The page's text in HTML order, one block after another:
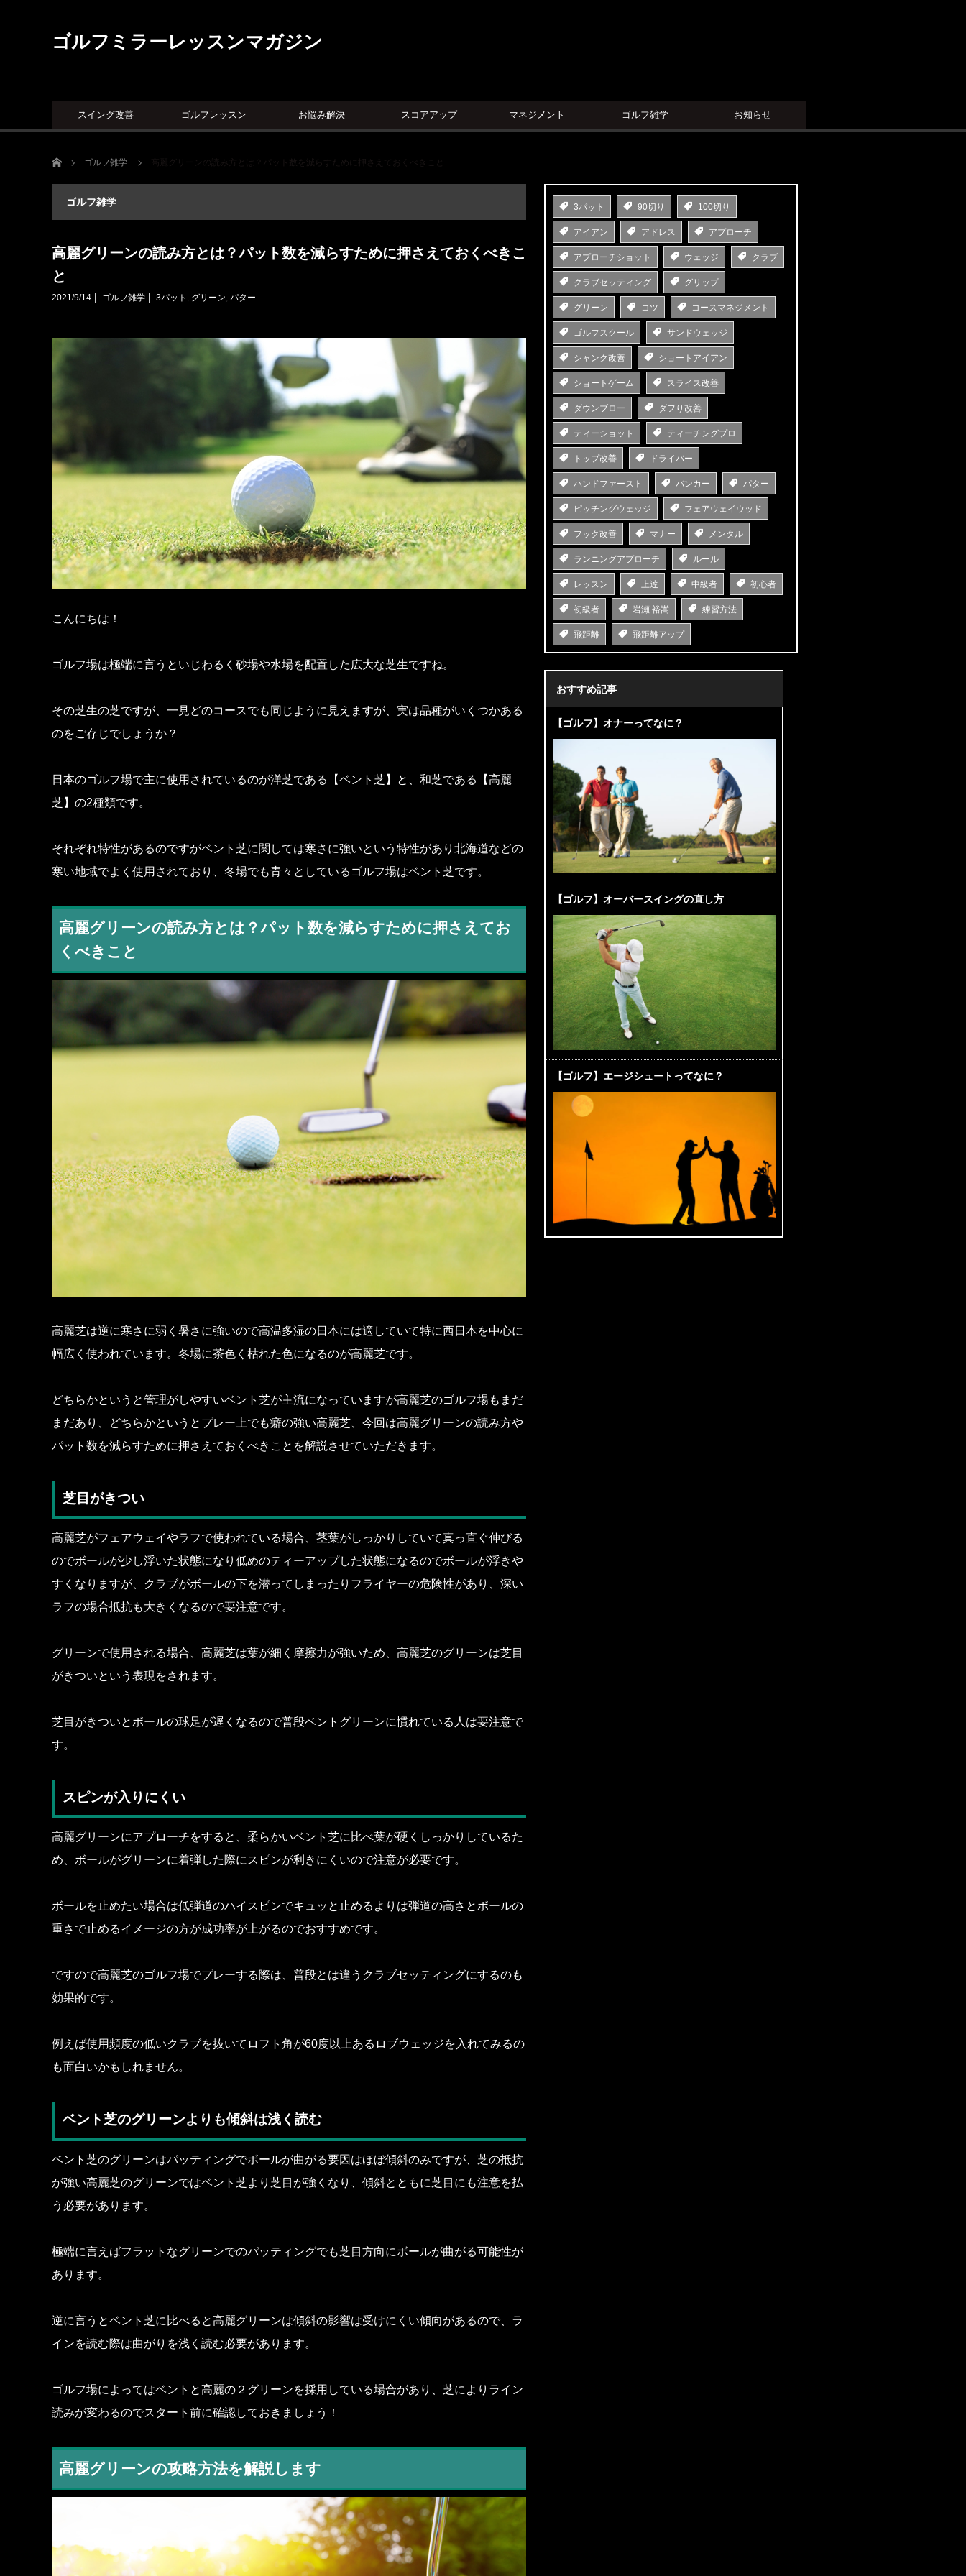
ゴルフミラーレッスンマガジン
スイング改善 ゴルフレッスン お悩み解決 スコアアップ マネジメント ゴルフ雑学 お知らせ
ホーム ゴルフ雑学 高麗グリーンの読み方とは？パット数を減らすために押さえておくべきこと
ゴルフ雑学
高麗グリーンの読み方とは？パット数を減らすために押さえておくべきこ
と
2021/9/14 ゴルフ雑学 3パット , グリーン, パター
こんにちは！
ゴルフ場は極端に言うといじわるく砂場や水場を配置した広大な芝生ですね。
その芝生の芝ですが、一見どのコースでも同じように見えますが、実は品種がいくつかある
のをご存じでしょうか？
日本のゴルフ場で主に使用されているのが洋芝である【ベント芝】と、和芝である【高麗
芝】の2種類です。
それぞれ特性があるのですがベント芝に関しては寒さに強いという特性があり北海道などの
寒い地域でよく使用されており、冬場でも青々としているゴルフ場はベント芝です。
高麗グリーンの読み方とは？パット数を減らすために押さえてお
くべきこと
高麗芝は逆に寒さに弱く暑さに強いので高温多湿の日本には適していて特に西日本を中心に
幅広く使われています。冬場に茶色く枯れた色になるのが高麗芝です。
どちらかというと管理がしやすいベント芝が主流になっていますが高麗芝のゴルフ場もまだ
まだあり、どちらかというとプレー上でも癖の強い高麗芝、今回は高麗グリーンの読み方や
パット数を減らすために押さえておくべきことを解説させていただきます。
芝目がきつい
高麗芝がフェアウェイやラフで使われている場合、茎葉がしっかりしていて真っ直ぐ伸びる
のでボールが少し浮いた状態になり低めのティーアップした状態になるのでボールが浮きや
すくなりますが、クラブがボールの下を潜ってしまったりフライヤーの危険性があり、深い
ラフの場合抵抗も大きくなるので要注意です。
グリーンで使用される場合、高麗芝は葉が細く摩擦力が強いため、高麗芝のグリーンは芝目
がきついという表現をされます。
芝目がきついとボールの球足が遅くなるので普段ベントグリーンに慣れている人は要注意で
す。
スピンが入りにくい
高麗グリーンにアプローチをすると、柔らかいベント芝に比べ葉が硬くしっかりしているた
め、ボールがグリーンに着弾した際にスピンが利きにくいので注意が必要です。
ボールを止めたい場合は低弾道のハイスピンでキュッと止めるよりは弾道の高さとボールの
重さで止めるイメージの方が成功率が上がるのでおすすめです。
ですので高麗芝のゴルフ場でプレーする際は、普段とは違うクラブセッティングにするのも
効果的です。
例えば使用頻度の低いクラブを抜いてロフト角が60度以上あるロブウェッジを入れてみるの
も面白いかもしれません。
ベント芝のグリーンよりも傾斜は浅く読む
ベント芝のグリーンはパッティングでボールが曲がる要因はほぼ傾斜のみですが、芝の抵抗
が強い高麗芝のグリーンではベント芝より芝目が強くなり、傾斜とともに芝目にも注意を払
う必要があります。
極端に言えばフラットなグリーンでのパッティングでも芝目方向にボールが曲がる可能性が
あります。
逆に言うとベント芝に比べると高麗グリーンは傾斜の影響は受けにくい傾向があるので、ラ
インを読む際は曲がりを浅く読む必要があります。
ゴルフ場によってはベントと高麗の２グリーンを採用している場合があり、芝によりライン
読みが変わるのでスタート前に確認しておきましょう！
高麗グリーンの攻略方法を解説します
3パット 90切り 100切り
アイアン アドレス アプローチ
アプローチショット ウェッジ クラブ
クラブセッティング グリップ
グリーン コツ コースマネジメント
ゴルフスクール サンドウェッジ
シャンク改善 ショートアイアン
ショートゲーム スライス改善
ダウンブロー ダフり改善
ティーショット ティーチングプロ
トップ改善 ドライバー
ハンドファースト バンカー パター
ピッチングウェッジ フェアウェイウッド
フック改善 マナー メンタル
ランニングアプローチ ルール
レッスン 上達 中級者 初心者
初級者 岩瀬 裕嵩 練習方法
飛距離 飛距離アップ
おすすめ記事
【ゴルフ】オナーってなに？
【ゴルフ】オーバースイングの直し方
【ゴルフ】エージシュートってなに？